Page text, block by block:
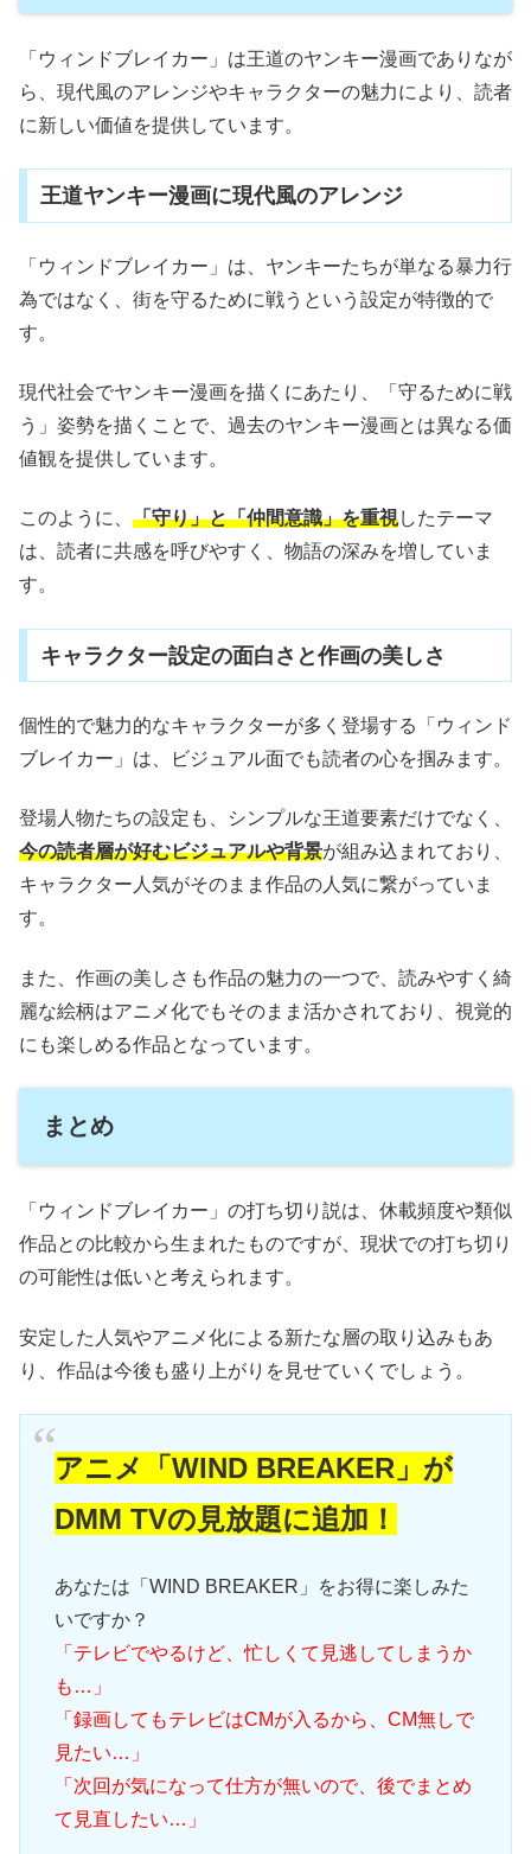
「ウィンドブレイカー」は王道のヤンキー漫画でありなが
ら、現代風のアレンジやキャラクターの魅力により、読者
に新しい価値を提供しています。
王道ヤンキー漫画に現代風のアレンジ
「ウィンドブレイカー」は、ヤンキーたちが単なる暴力行
為ではなく、街を守るために戦うという設定が特徴的で
す。
現代社会でヤンキー漫画を描くにあたり、「守るために戦
う」姿勢を描くことで、過去のヤンキー漫画とは異なる価
値観を提供しています。
このように、 「守り」と「仲間意識」を重視したテーマ
は、読者に共感を呼びやすく、物語の深みを増していま
す。
キャラクター設定の面白さと作画の美しさ
個性的で魅力的なキャラクターが多く登場する「ウィンド
ブレイカー」は、ビジュアル面でも読者の心を掴みます。
登場人物たちの設定も、シンプルな王道要素だけでなく、
今の読者層が好むビジュアルや背景が組み込まれており、
キャラクター人気がそのまま作品の人気に繋がっていま
す。
また、作画の美しさも作品の魅力の一つで、読みやすく綺
麗な絵柄はアニメ化でもそのまま活かされており、視覚的
にも楽しめる作品となっています。
まとめ
「ウィンドブレイカー」の打ち切り説は、休載頻度や類似
作品との比較から生まれたものですが、現状での打ち切り
の可能性は低いと考えられます。
安定した人気やアニメ化による新たな層の取り込みもあ
り、作品は今後も盛り上がりを見せていくでしょう。
アニメ「WIND BREAKER」が
DMM TVの見放題に追加！
あなたは「WIND BREAKER」をお得に楽しみた
いですか？
「テレビでやるけど、忙しくて見逃してしまうか
も…」
「録画してもテレビはCMが入るから、CM無しで
見たい…」
「次回が気になって仕方が無いので、後でまとめ
て見直したい…」